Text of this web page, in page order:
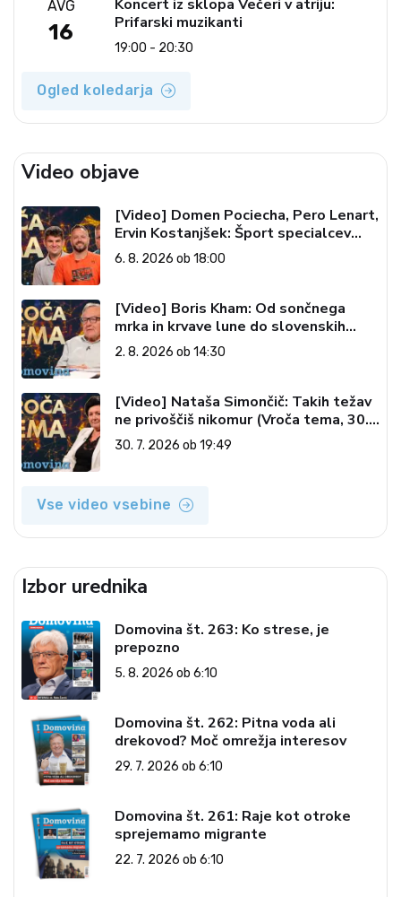
AVG
16
Koncert iz sklopa Večeri v atriju:
Prifarski muzikanti
19:00 - 20:30
Ogled koledarja
Video objave
[Video] Domen Pociecha, Pero Lenart,
Ervin Kostanjšek: Šport specialcev
(Vroča tema, 6. 8. 2026)
6. 8. 2026 ob 18:00
[Video] Boris Kham: Od sončnega
mrka in krvave lune do slovenskih
pečatov v vesolju (Vroča tema, 2. 8.
2026)
2. 8. 2026 ob 14:30
[Video] Nataša Simončič: Takih težav
ne privoščiš nikomur (Vroča tema, 30.
7. 2026)
30. 7. 2026 ob 19:49
Vse video vsebine
Izbor urednika
Domovina št. 263: Ko strese, je
prepozno
5. 8. 2026 ob 6:10
Domovina št. 262: Pitna voda ali
drekovod? Moč omrežja interesov
29. 7. 2026 ob 6:10
Domovina št. 261: Raje kot otroke
sprejemamo migrante
22. 7. 2026 ob 6:10